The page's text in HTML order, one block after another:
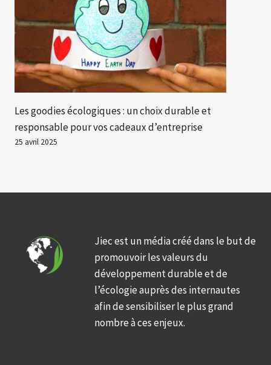
Les goodies écologiques : un choix durable et
responsable pour vos cadeaux d’entreprise
25 avril 2025
Jiec est un média créé dans le but de
promouvoir les valeurs du
développement durable et de
l’écologie auprès des internautes
afin de sensibiliser le plus grand
nombre à ces enjeux.